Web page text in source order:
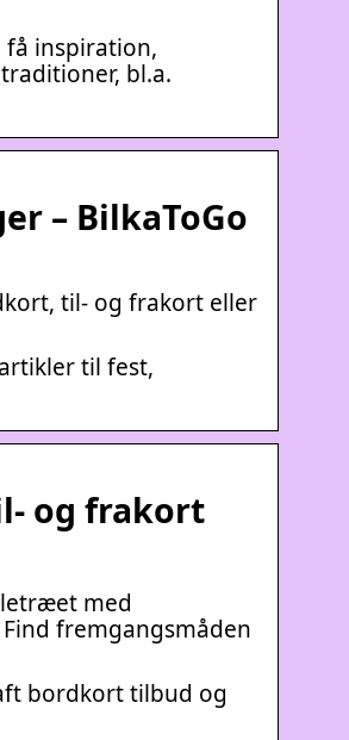
få inspiration,
bl.a.
– BilkaToGo
til- og frakort eller
til fest,
og frakort
med
fremgangsmåden
bordkort tilbud og